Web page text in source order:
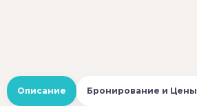
Описание Бронирование и Цены